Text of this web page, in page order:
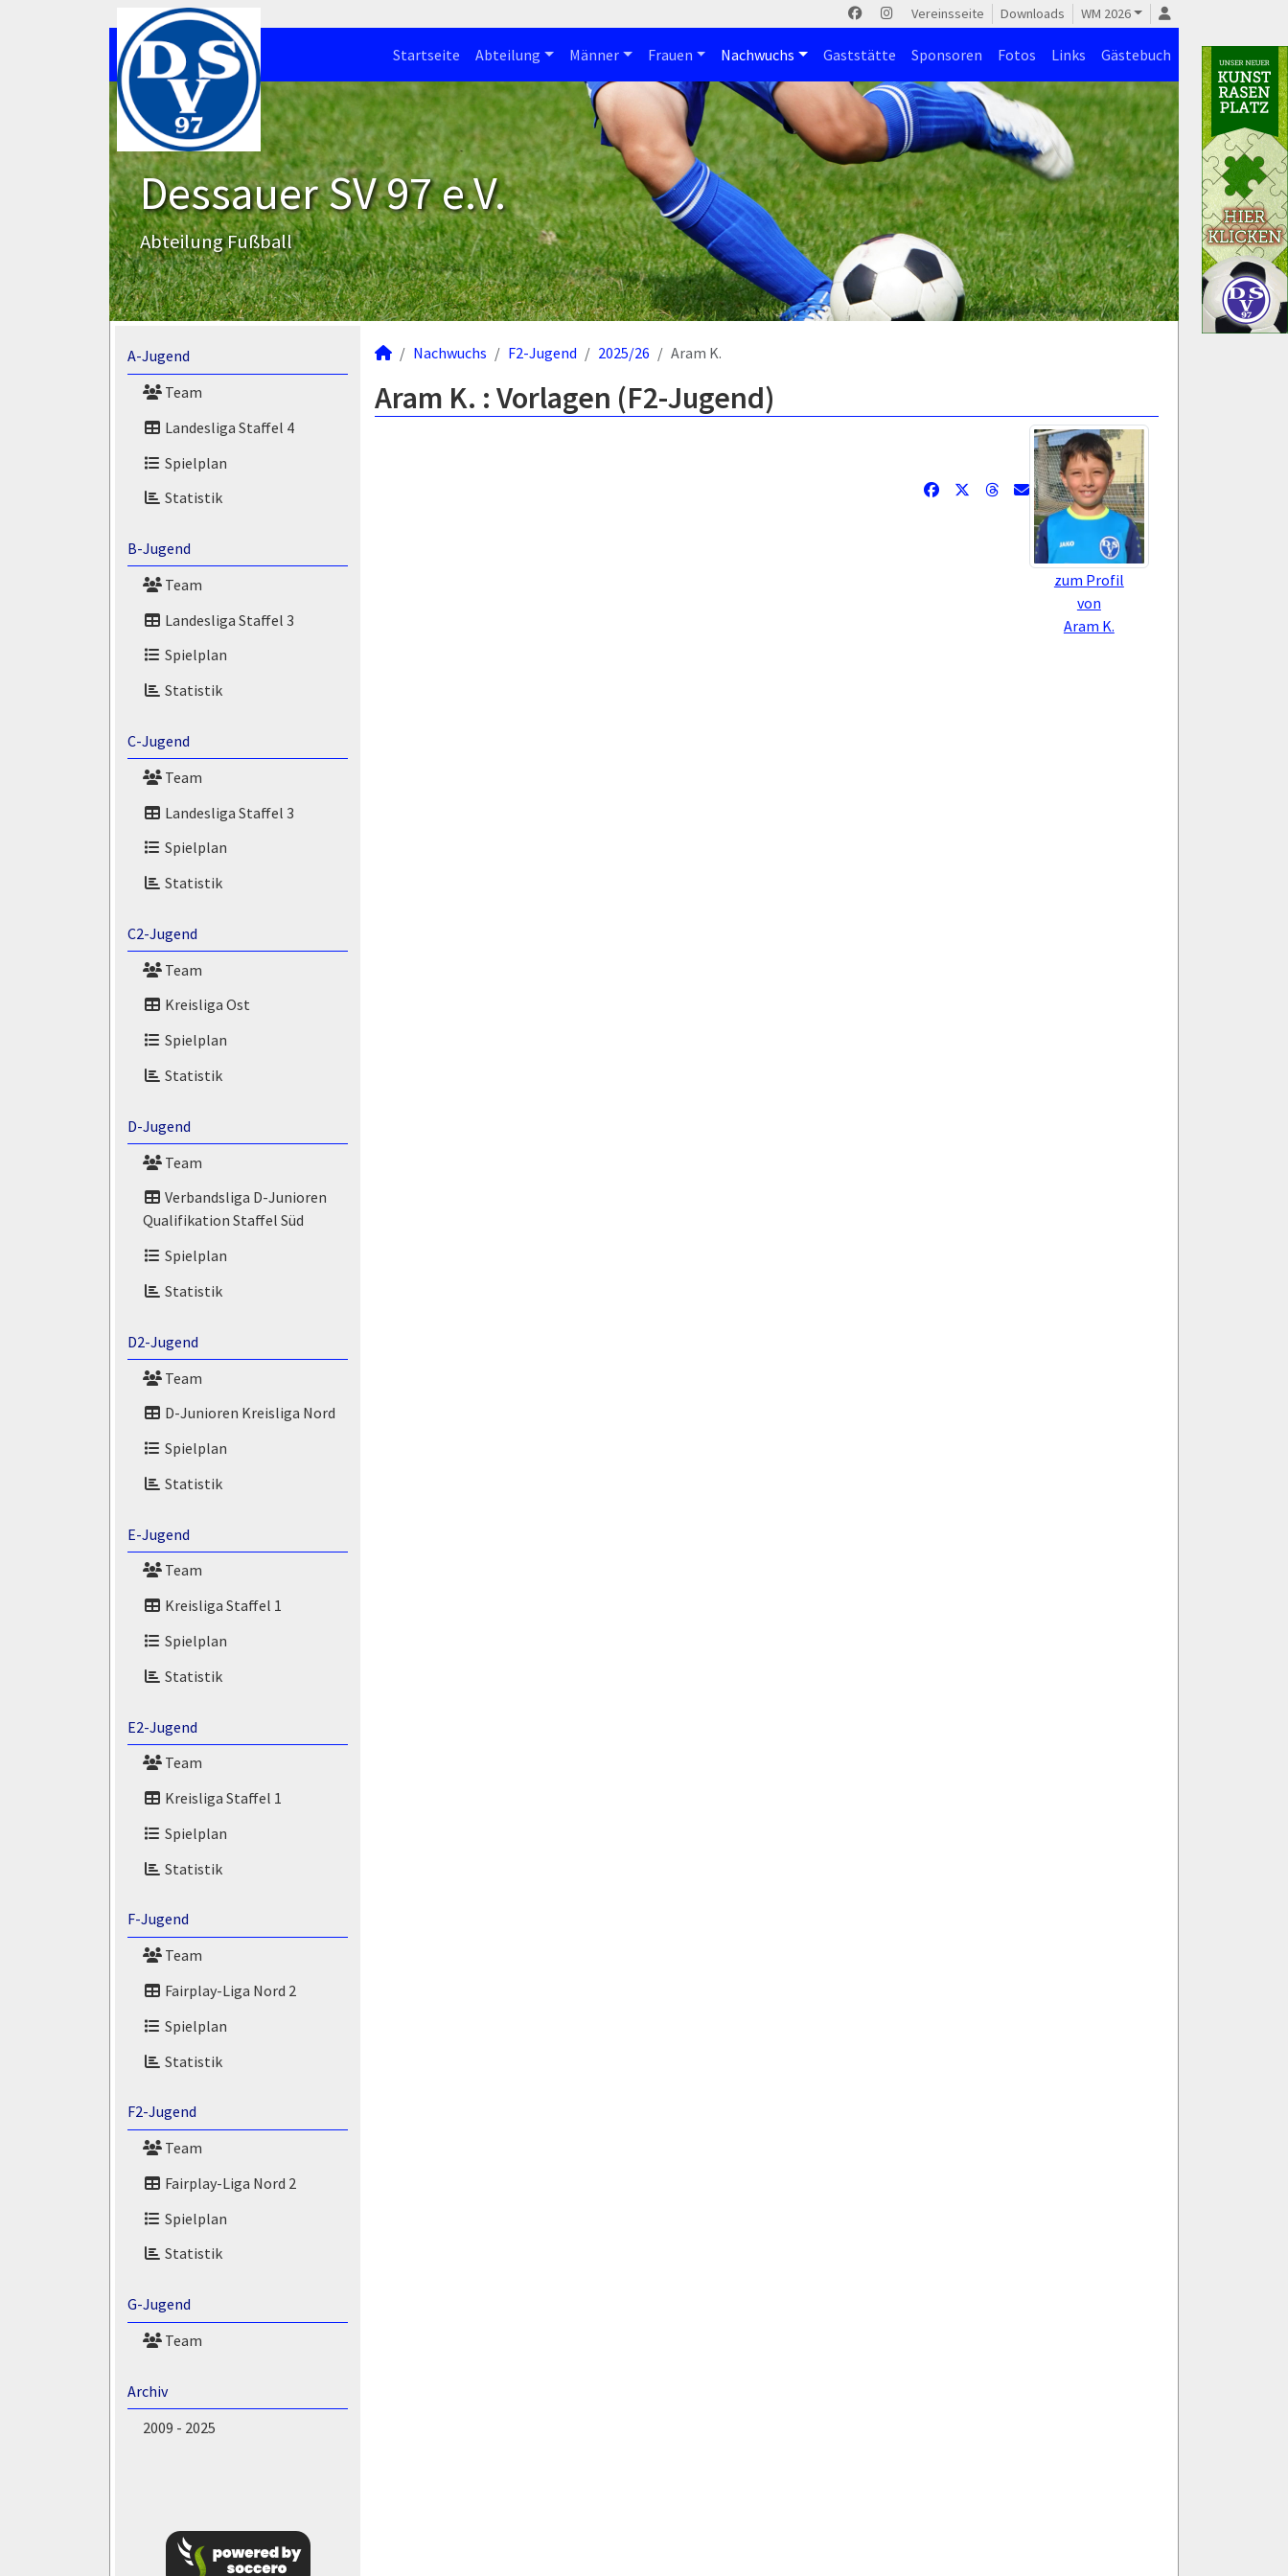
Vereinsseite Downloads WM 2026
Startseite Abteilung Männer Frauen Nachwuchs Gaststätte Sponsoren Fotos Links Gästebuch
Dessauer SV 97 e.V.
Abteilung Fußball
A-Jugend
Team
Landesliga Staffel 4
Spielplan
Statistik
B-Jugend
Team
Landesliga Staffel 3
Spielplan
Statistik
C-Jugend
Team
Landesliga Staffel 3
Spielplan
Statistik
C2-Jugend
Team
Kreisliga Ost
Spielplan
Statistik
D-Jugend
Team
Verbandsliga D-Junioren
Qualifikation Staffel Süd
Spielplan
Statistik
D2-Jugend
Team
D-Junioren Kreisliga Nord
Spielplan
Statistik
E-Jugend
Team
Kreisliga Staffel 1
Spielplan
Statistik
E2-Jugend
Team
Kreisliga Staffel 1
Spielplan
Statistik
F-Jugend
Team
Fairplay-Liga Nord 2
Spielplan
Statistik
F2-Jugend
Team
Fairplay-Liga Nord 2
Spielplan
Statistik
G-Jugend
Team
Archiv
2009 - 2025
Nachwuchs F2-Jugend 2025/26 Aram K.
Aram K. : Vorlagen (F2-Jugend)
zum Profil
von
Aram K.